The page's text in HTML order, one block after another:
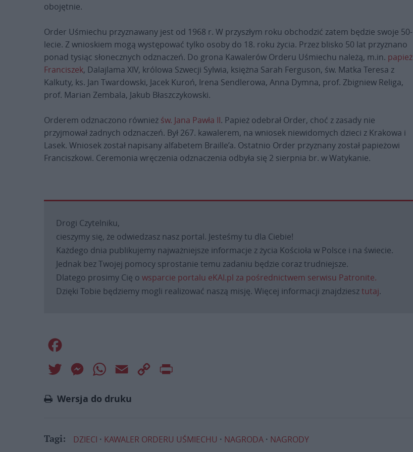
obojętnie.
Order Uśmiechu przyznawany jest od 1968 r. W przyszłym roku obchodzić zatem będzie swoje 50-
lecie. Z wnioskiem mogą występować tylko osoby do 18. roku życia. Przez blisko 50 lat przyznano
ponad tysiąc słonecznych odznaczeń. Do grona Kawalerów Orderu Uśmiechu należą, m.in. papież
Franciszek, Dalajlama XIV, królowa Szwecji Sylwia, księżna Sarah Ferguson, św. Matka Teresa z
Kalkuty, ks. Jan Twardowski, Jacek Kuroń, Irena Sendlerowa, Anna Dymna, prof. Zbigniew Religa,
prof. Marian Zembala, Jakub Błaszczykowski.
Orderem odznaczono również św. Jana Pawła II. Papież odebrał Order, choć z zasady nie
przyjmował żadnych odznaczeń. Był 267. kawalerem, na wniosek niewidomych dzieci z Krakowa i
Lasek. Wniosek został napisany alfabetem Braille’a. Ostatnio Order przyznany został papieżowi
Franciszkowi. Ceremonia wręczenia odznaczenia odbyła się 2 sierpnia br. w Watykanie.
Drogi Czytelniku,
cieszymy się, że odwiedzasz nasz portal. Jesteśmy tu dla Ciebie!
Każdego dnia publikujemy najważniejsze informacje z życia Kościoła w Polsce i na świecie.
Jednak bez Twojej pomocy sprostanie temu zadaniu będzie coraz trudniejsze.
Dlatego prosimy Cię o wsparcie portalu eKAI.pl za pośrednictwem serwisu Patronite.
Dzięki Tobie będziemy mogli realizować naszą misję. Więcej informacji znajdziesztutaj.
Twitter MessengerWhatsApp
Email
Copy
Wersja do druku
Tagi: DZIECI KAWALER ORDERU UŚMIECHU NAGRODA NAGRODY